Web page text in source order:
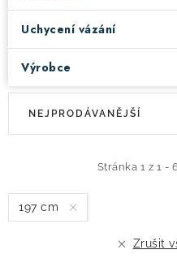
Uchycení vázání
Výrobce
V
s
p
Stránka 1 z 1 -
Ř
n
í
NEJPRODÁVANĚJŠÍ
197 cm
Zrušit